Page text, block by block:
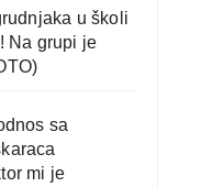
u školi
Na grupi je
sa
mi je